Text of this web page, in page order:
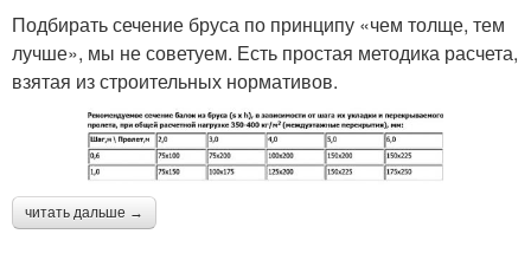
Подбирать сечение бруса по принципу «чем толще, тем
лучше», мы не советуем. Есть простая методика расчета,
взятая из строительных нормативов.
читать дальше →